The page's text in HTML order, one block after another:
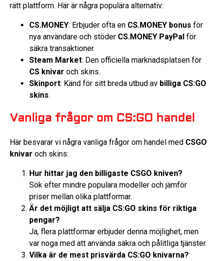
rätt plattform. Här är några populära alternativ:
CS.MONEY: Erbjuder ofta en CS.MONEY bonus för
nya användare och stöder CS.MONEY PayPal för
säkra transaktioner.
Steam Market: Den officiella marknadsplatsen för
CS knivar och skins.
Skinport: Känd för sitt breda utbud av billiga CS:GO
skins.
Vanliga frågor om CS:GO handel
Här besvarar vi några vanliga frågor om handel med CSGO
knivar och skins:
Hur hittar jag den billigaste CSGO kniven?
Sök efter mindre populära modeller och jämför
priser mellan olika plattformar.
Är det möjligt att sälja CS:GO skins för riktiga
pengar?
Ja, flera plattformar erbjuder denna möjlighet, men
var noga med att använda säkra och pålitliga tjänster.
Vilka är de mest prisvärda CS:GO knivarna?